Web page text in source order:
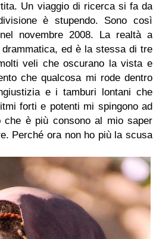
Un viaggio di ricerca si fa da
è stupendo.
Sono così
novembre 2008. La realtà a
ed è la stessa di tre
veli che oscurano la vista e
che qualcosa mi rode dentro
e i tamburi lontani che
forti e potenti mi spingono ad
è più consono al mio saper
Perché ora non ho più la scusa